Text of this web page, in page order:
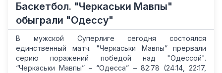
Баскетбол. "Черкаськи Мавпы"
обыграли "Одессу"
В мужской Суперлиге сегодня состоялся
единственный матч. "Черкаськи Мавпы” прервали
серию поражений победой над "Одессой".
“Черкаськи Мавпы” – “Одесса” – 82:78 (24:14, 22:17,